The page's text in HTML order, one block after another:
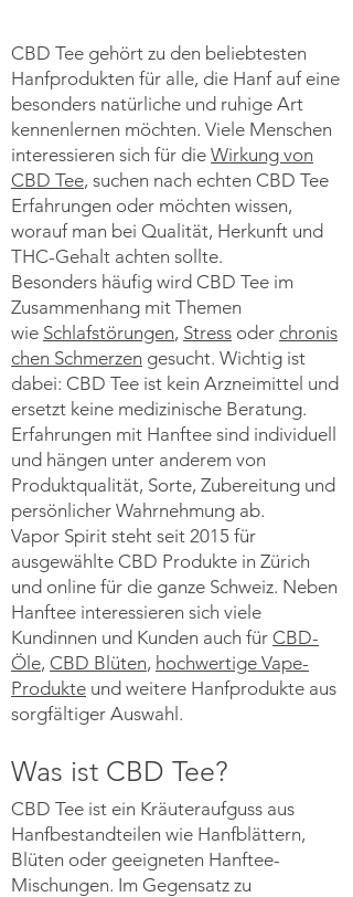
CBD Tee gehört zu den beliebtesten
Hanfprodukten für alle, die Hanf auf eine
besonders natürliche und ruhige Art
kennenlernen möchten. Viele Menschen
interessieren sich für die Wirkung von
CBD Tee, suchen nach echten CBD Tee
Erfahrungen oder möchten wissen,
worauf man bei Qualität, Herkunft und
THC-Gehalt achten sollte.
Besonders häufig wird CBD Tee im
Zusammenhang mit Themen
wie Schlafstörungen, Stress oder chronis
chen Schmerzen gesucht. Wichtig ist
dabei: CBD Tee ist kein Arzneimittel und
ersetzt keine medizinische Beratung.
Erfahrungen mit Hanftee sind individuell
und hängen unter anderem von
Produktqualität, Sorte, Zubereitung und
persönlicher Wahrnehmung ab.
Vapor Spirit steht seit 2015 für
ausgewählte CBD Produkte in Zürich
und online für die ganze Schweiz. Neben
Hanftee interessieren sich viele
Kundinnen und Kunden auch für CBD-
Öle, CBD Blüten, hochwertige Vape-
Produkte und weitere Hanfprodukte aus
sorgfältiger Auswahl.
Was ist CBD Tee?
CBD Tee ist ein Kräuteraufguss aus
Hanfbestandteilen wie Hanfblättern,
Blüten oder geeigneten Hanftee-
Mischungen. Im Gegensatz zu